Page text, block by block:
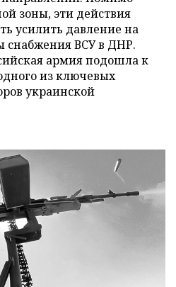
зоны, эти действия
усилить давление на
ВСУ в ДНР.
армия подошла к
из ключевых
украинской